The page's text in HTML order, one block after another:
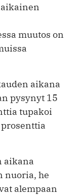
muutos on
aikana
pysynyt 15
tupakoi
aikana
nuoria, he
alempaan